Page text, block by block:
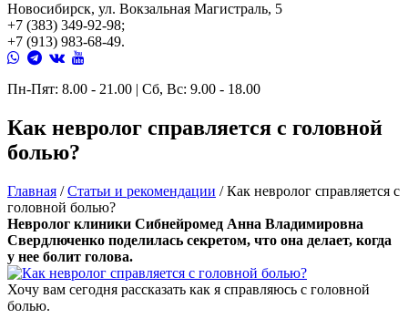
Новосибирск, ул. Вокзальная Магистраль, 5
+7 (383) 349-92-98;
+7 (913) 983-68-49.
Пн-Пят: 8.00 - 21.00 | Сб, Вс: 9.00 - 18.00
Как невролог справляется с головной
болью?
Главная /Статьи и рекомендации /Как невролог справляется с
головной болью?
Невролог клиники Сибнейромед Анна Владимировна
Свердлюченко поделилась секретом, что она делает, когда
у нее болит голова.
Хочу вам сегодня рассказать как я справляюсь с головной
болью.